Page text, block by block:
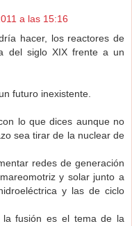
a las 15:16
hacer, los reactores de
del siglo XIX frente a un
futuro inexistente.
lo que dices aunque no
sea tirar de la nuclear de
redes de generación
y solar junto a
y las de ciclo
la fusión es el tema de la